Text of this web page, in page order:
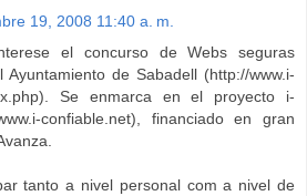
19, 2008 11:40 a. m.
el concurso de Webs seguras
de Sabadell (http://www.i-
Se enmarca en el proyecto i-
confiable.net), financiado en gran
tanto a nivel personal com a nivel de